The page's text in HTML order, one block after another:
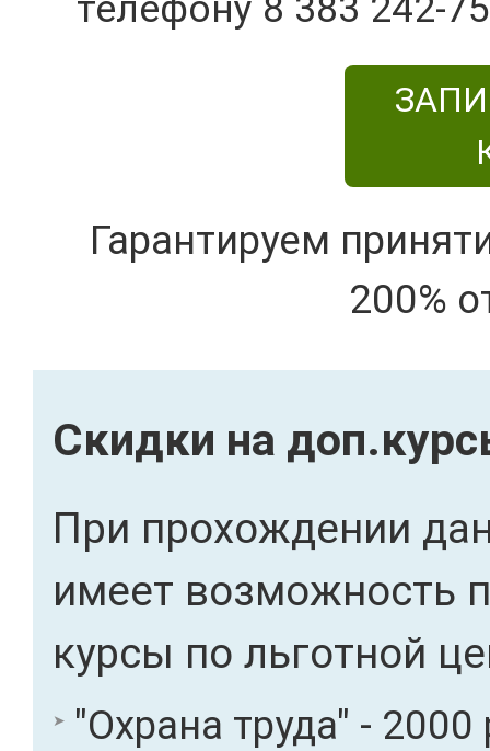
Гарантируем
200%
Скидки на
При прохождении
имеет возможность
курсы по льготной
"Охрана труда" - 2000